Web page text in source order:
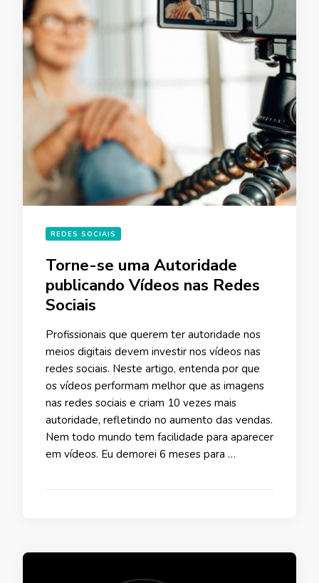
REDES SOCIAIS
Torne-se uma Autoridade
publicando Vídeos nas Redes
Sociais
Profissionais que querem ter autoridade nos
meios digitais devem investir nos vídeos nas
redes sociais. Neste artigo, entenda por que
os vídeos performam melhor que as imagens
nas redes sociais e criam 10 vezes mais
autoridade, refletindo no aumento das vendas.
Nem todo mundo tem facilidade para aparecer
em vídeos. Eu demorei 6 meses para …